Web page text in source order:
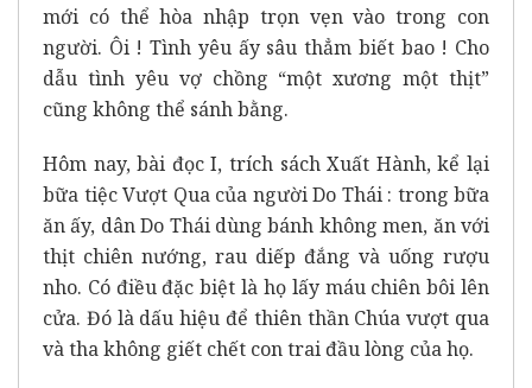
mới có thể hòa nhập trọn vẹn vào trong con
người. Ôi ! Tình yêu ấy sâu thẳm biết bao ! Cho
dẫu tình yêu vợ chồng “một xương một thịt”
cũng không thể sánh bằng.
Hôm nay, bài đọc I, trích sách Xuất Hành, kể lại
bữa tiệc Vượt Qua của người Do Thái : trong bữa
ăn ấy, dân Do Thái dùng bánh không men, ăn với
thịt chiên nướng, rau diếp đắng và uống rượu
nho. Có điều đặc biệt là họ lấy máu chiên bôi lên
cửa. Đó là dấu hiệu để thiên thần Chúa vượt qua
và tha không giết chết con trai đầu lòng của họ.